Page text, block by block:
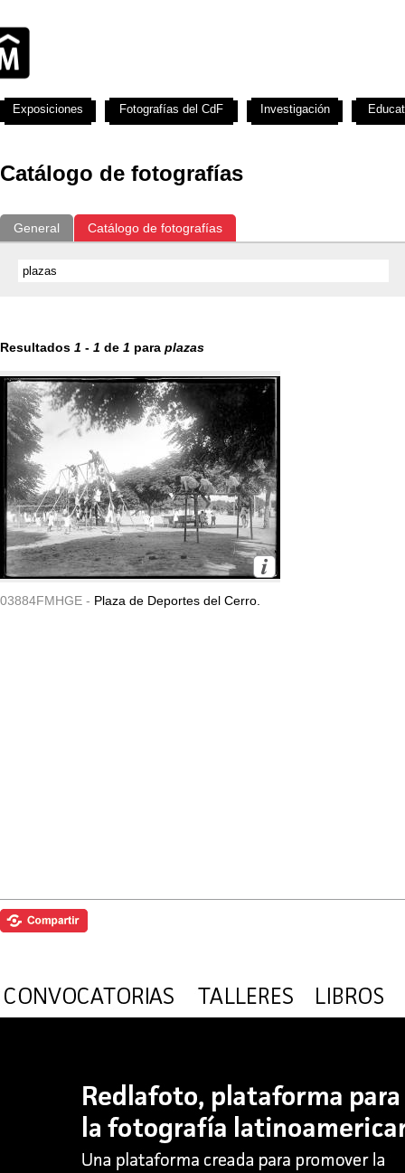
Catálogo de fotografías
General Catálogo de fotografías
Resultados 1 - 1 de 1 para plazas
03884FMHGE - Plaza de Deportes del Cerro.
Exposiciones Fotografías del CdF Investigación